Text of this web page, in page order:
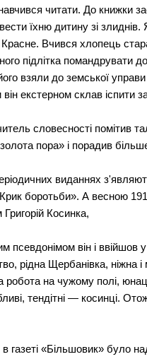
читати. До книжки
їхню дитину зі
Красне. Вчився хлопець
підлітка помандрувати
взяли до земської
він екстерном склав іспити
словесності помітив
пора» і порадив
виданнях
боротьби». А весною
Григорій Косинка,
псевдонімом він і ввійшов
рідна Щербанівка, ніжна
робота на чужому полі,
тендітні — косинці.
газеті «Більшовик» було